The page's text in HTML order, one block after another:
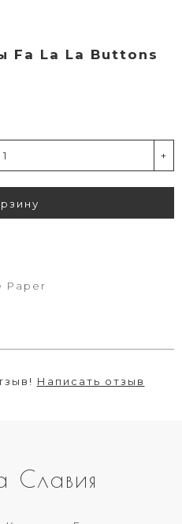
Fa La La Buttons
+
Paper
Написать отзыв
Славия